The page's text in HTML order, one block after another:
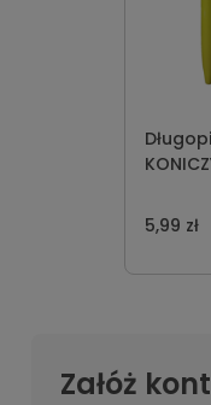
5,99 zł
Załóż